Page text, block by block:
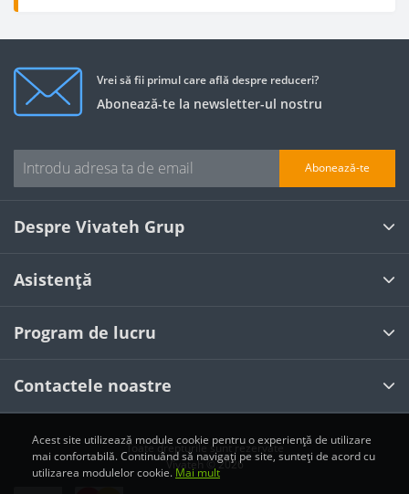
Vrei să fii primul care află despre reduceri?
Abonează-te la newsletter-ul nostru
Abonează-te
Despre Vivateh Grup
Asistență
Program de lucru
Contactele noastre
Toate drepturile sunt rezervate
Vivateh © 2026
Acest site utilizează module cookie pentru o experiență de utilizare
mai confortabilă. Continuând să navigați pe site, sunteți de acord cu
utilizarea modulelor cookie.Mai mult